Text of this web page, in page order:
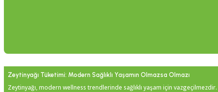
Zeytinyağı Tüketimi: Modern Sağlıklı Yaşamın Olmazsa Olmazı
Zeytinyağı, modern wellness trendlerinde sağlıklı yaşam için vazgeçilmezdir.